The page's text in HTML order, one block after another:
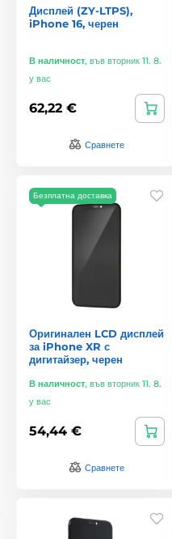
Дисплей (ZY-LTPS),
iPhone 16, черен
В наличност, във вторник 11. 8.
у вас
62,22 €
Сравнете
Безплатна доставка
Оригинален LCD дисплей
за iPhone XR с
дигитайзер, черен
В наличност, във вторник 11. 8.
у вас
54,44 €
Сравнете